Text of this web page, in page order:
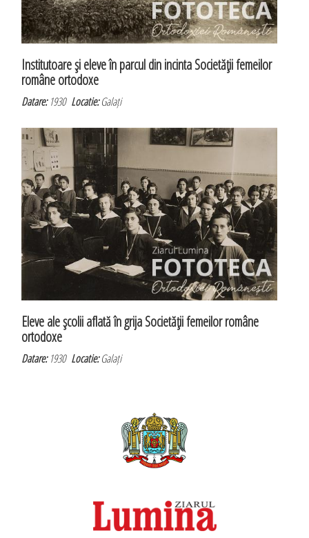
Institutoare şi eleve în parcul din incinta Societăţii femeilor
române ortodoxe
Datare:1930Locatie:Galați
Eleve ale şcolii aflată în grija Societăţii femeilor române
ortodoxe
Datare:1930Locatie:Galați